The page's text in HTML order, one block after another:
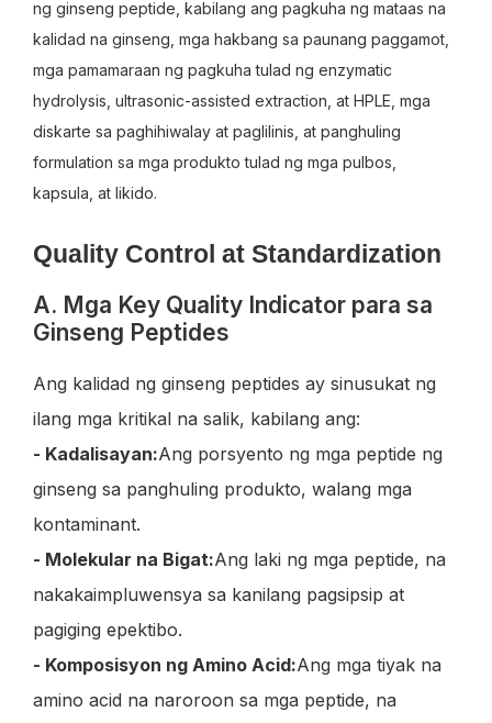
Quality Control at Standardization
A. Mga Key Quality Indicator para sa
Ginseng Peptides
Ang kalidad ng ginseng peptides ay sinusukat ng
ilang mga kritikal na salik, kabilang ang:
- Kadalisayan:Ang porsyento ng mga peptide ng
ginseng sa panghuling produkto, walang mga
kontaminant.
- Molekular na Bigat:Ang laki ng mga peptide, na
nakakaimpluwensya sa kanilang pagsipsip at
pagiging epektibo.
- Komposisyon ng Amino Acid:Ang mga tiyak na
amino acid na naroroon sa mga peptide, na